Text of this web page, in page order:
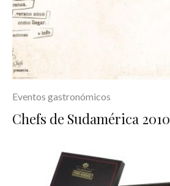
Eventos gastronómicos
Chefs de Sudamérica 2010